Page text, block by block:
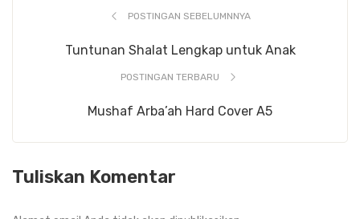
POSTINGAN SEBELUMNNYA
Tuntunan Shalat Lengkap untuk Anak
POSTINGAN TERBARU
Mushaf Arba’ah Hard Cover A5
Tuliskan Komentar